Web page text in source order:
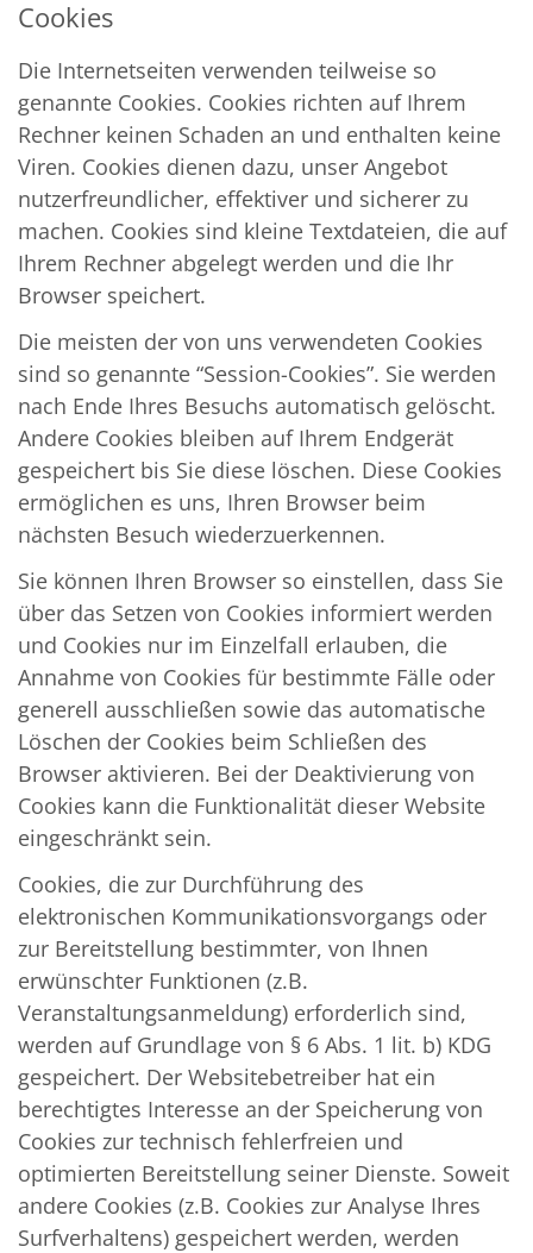
Cookies
Die Internetseiten verwenden teilweise so
genannte Cookies. Cookies richten auf Ihrem
Rechner keinen Schaden an und enthalten keine
Viren. Cookies dienen dazu, unser Angebot
nutzerfreundlicher, effektiver und sicherer zu
machen. Cookies sind kleine Textdateien, die auf
Ihrem Rechner abgelegt werden und die Ihr
Browser speichert.
Die meisten der von uns verwendeten Cookies
sind so genannte “Session-Cookies”. Sie werden
nach Ende Ihres Besuchs automatisch gelöscht.
Andere Cookies bleiben auf Ihrem Endgerät
gespeichert bis Sie diese löschen. Diese Cookies
ermöglichen es uns, Ihren Browser beim
nächsten Besuch wiederzuerkennen.
Sie können Ihren Browser so einstellen, dass Sie
über das Setzen von Cookies informiert werden
und Cookies nur im Einzelfall erlauben, die
Annahme von Cookies für bestimmte Fälle oder
generell ausschließen sowie das automatische
Löschen der Cookies beim Schließen des
Browser aktivieren. Bei der Deaktivierung von
Cookies kann die Funktionalität dieser Website
eingeschränkt sein.
Cookies, die zur Durchführung des
elektronischen Kommunikationsvorgangs oder
zur Bereitstellung bestimmter, von Ihnen
erwünschter Funktionen (z.B.
Veranstaltungsanmeldung) erforderlich sind,
werden auf Grundlage von § 6 Abs. 1 lit. b) KDG
gespeichert. Der Websitebetreiber hat ein
berechtigtes Interesse an der Speicherung von
Cookies zur technisch fehlerfreien und
optimierten Bereitstellung seiner Dienste. Soweit
andere Cookies (z.B. Cookies zur Analyse Ihres
Surfverhaltens) gespeichert werden, werden